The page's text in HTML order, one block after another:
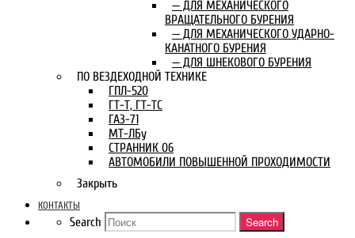
— ДЛЯ МЕХАНИЧЕСКОГО
ВРАЩАТЕЛЬНОГО БУРЕНИЯ
— ДЛЯ МЕХАНИЧЕСКОГО УДАРНО-
КАНАТНОГО БУРЕНИЯ
— ДЛЯ ШНЕКОВОГО БУРЕНИЯ
ПО ВЕЗДЕХОДНОЙ ТЕХНИКЕ
ГПЛ-520
ГТ-Т, ГТ-ТС
ГАЗ-71
МТ-ЛБу
СТРАННИК 06
АВТОМОБИЛИ ПОВЫШЕННОЙ ПРОХОДИМОСТИ
Закрыть
КОНТАКТЫ
Search Search